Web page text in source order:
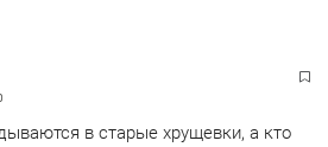
в старые хрущевки, а кто